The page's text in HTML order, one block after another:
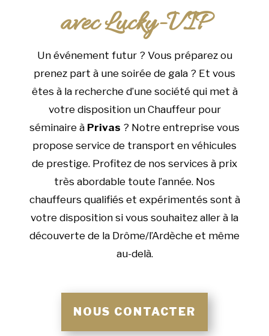
avec Lucky-VIP
Un événement futur ? Vous préparez ou
prenez part à une soirée de gala ? Et vous
êtes à la recherche d’une société qui met à
votre disposition un Chauffeur pour
séminaire à Privas ? Notre entreprise vous
propose service de transport en véhicules
de prestige. Profitez de nos services à prix
très abordable toute l’année. Nos
chauffeurs qualifiés et expérimentés sont à
votre disposition si vous souhaitez aller à la
découverte de la Drôme/l’Ardèche et même
au-delà.
NOUS CONTACTER